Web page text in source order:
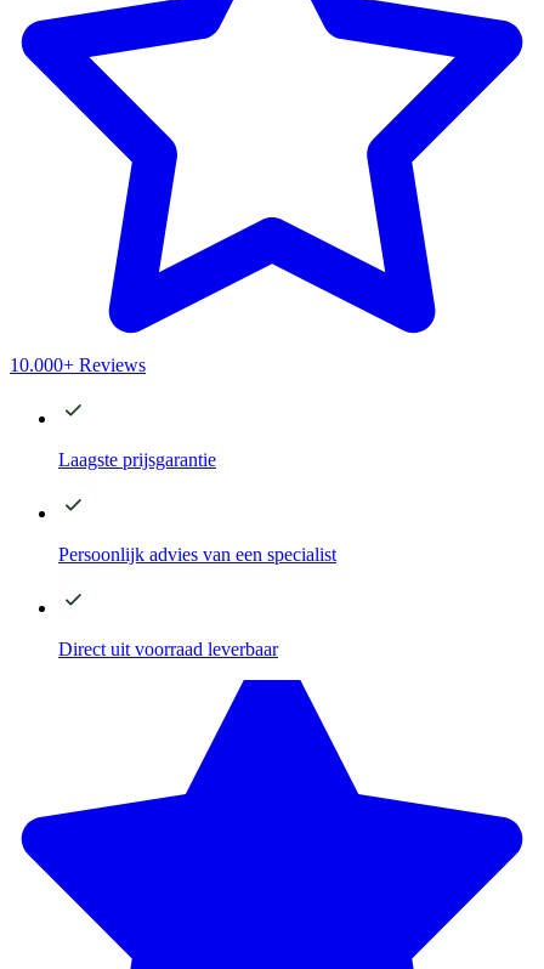
10.000+ Reviews
Laagste prijsgarantie
Persoonlijk advies van een specialist
Direct uit voorraad leverbaar